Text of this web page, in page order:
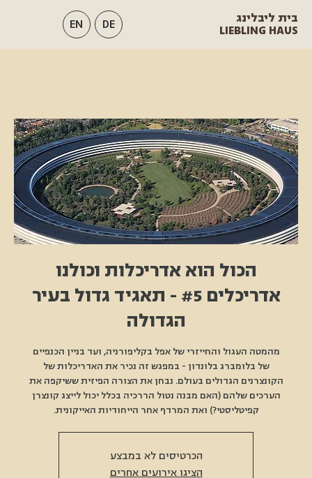
בית ליבלינג
LIEBLING HAUS
EN DE
הכול הוא אדריכלות וכולנו
אדריכלים #5 - תאגיד גדול בעיר
הגדולה
מהמטה העגול והחייזרי של אפל בקליפורניה, ועד בניין הכנפיים
של בלומברג בלונדון - במפגש זה נכיר את האדריכלות של
הקונצרנים הגדולים בעולם. נבחן את הצורה הפיזית ששיקפה את
הערכים שלהם (האם מבנה נטול הררכיה בכלל יכול לייצג קונצרן
קפיטליסטי?) ואת המרדף אחר הייחודיות האייקונית.
הכרטיסים לא במבצע
הציגו אירועים אחרים